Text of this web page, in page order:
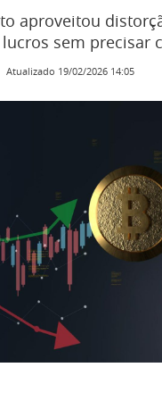
aproveitou
sem precisar
Atualizado 19/02/2026 14:05